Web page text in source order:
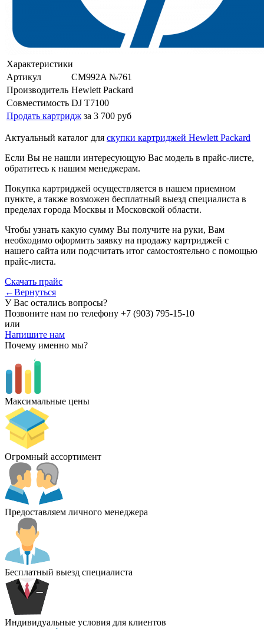
Характеристики
Артикул
CM992A №761
Производитель Hewlett Packard
Совместимость DJ T7100
Продать картридж за 3 700 руб
Актуальный каталог для скупки картриджей Hewlett Packard
Если Вы не нашли интересующую Вас модель в прайс-листе,
обратитесь к нашим менеджерам.
Покупка картриджей осуществляется в нашем приемном
пункте, а также возможен бесплатный выезд специалиста в
пределах города Москвы и Московской области.
Чтобы узнать какую сумму Вы получите на руки, Вам
необходимо оформить заявку на продажу картриджей с
нашего сайта или подсчитать итог самостоятельно с помощью
прайс-листа.
Скачать прайс
←Вернуться
У Вас остались вопросы?
Позвоните нам по телефону +7 (903) 795-15-10
или
Напишите нам
Почему именно мы?
Максимальные цены
Огромный ассортимент
Предоставляем личного менеджера
Бесплатный выезд специалиста
Индивидуальные условия для клиентов